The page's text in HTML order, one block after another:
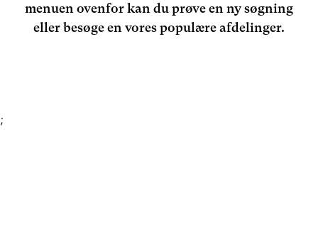
menuen ovenfor kan du prøve en ny søgning
eller besøge en vores populære afdelinger.
;